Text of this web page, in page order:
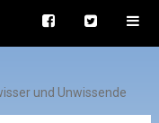
und Unwissende